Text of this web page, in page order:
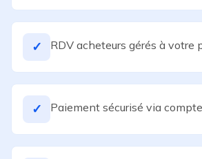
✓ RDV acheteurs gérés à votre
✓ Paiement sécurisé via